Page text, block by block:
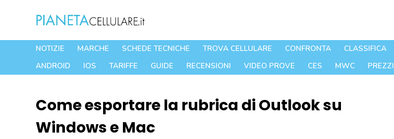
contenuto
NOTIZIE MARCHE SCHEDE TECNICHE TROVA CELLULARE CONFRONTA CLASSIFICA
ANDROID
IOS TARIFFE GUIDE RECENSIONI VIDEO PROVE CES MWC PREZZI
Come esportare la rubrica di Outlook su
Windows e Mac